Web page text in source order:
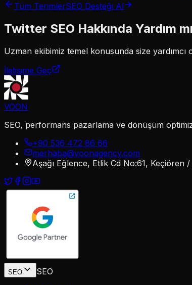
Tüm TerimlerSEO Desteği Al
Twitter SEO Hakkında Yardım
Uzman ekibimiz temel konusunda size yardımcı
İletişime Geç
VOON
SEO, performans pazarlama ve dönüşüm
+90 536 472 86 66
merhaba@voonagency.com
Aşağı Eğlence, Etlik Cd No:61, Keçiören
SEO
SEO